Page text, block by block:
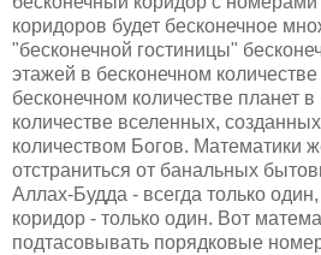
коридоров будет бесконечное
"бесконечной гостиницы"
этажей в бесконечном
бесконечном количестве планет
количестве вселенных,
количеством Богов. Математики
отстраниться от банальных
Аллах-Будда - всегда только
коридор - только один. Вот
подтасовывать порядковые